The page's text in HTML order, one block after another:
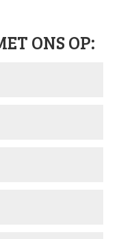
ONS OP: